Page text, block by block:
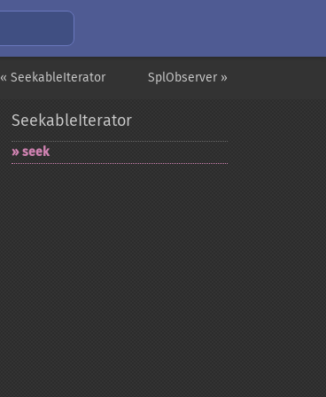
SplObserver »
« SeekableIterator
SeekableIterator
seek